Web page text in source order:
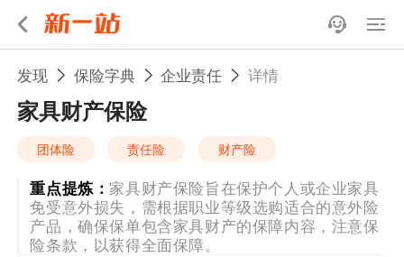
发现 保险字典 企业责任 详情
家具财产保险
团体险 责任险 财产险
重点提炼： 家具财产保险旨在保护个人或企业家具
免受意外损失，需根据职业等级选购适合的意外险
产品，确保保单包含家具财产的保障内容，注意保
险条款，以获得全面保障。